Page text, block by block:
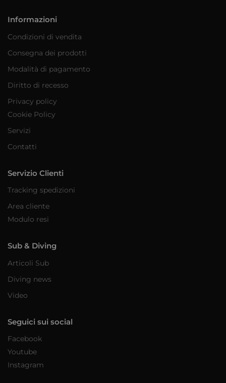
Informazioni
Condizioni di vendita
Consegna dei prodotti
Modalità di pagamento
Diritto di recesso
Privacy policy
Cookie Policy
Servizi
Contatti
Servizio Clienti
Tracking spedizioni
Area cliente
Modulo resi
Sub & Diving
Articoli Sub
Diving news
Video
Seguici sui social
Facebook
Youtube
Instagram